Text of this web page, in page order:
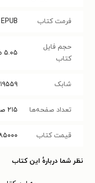
فرمت کتاب EPUB
حجم فایل
کتاب
۵.۰۵
شابک
تعداد صفحه‌ها ۲۱۵
قیمت کتاب
نظر شما دربارهٔ این کتاب